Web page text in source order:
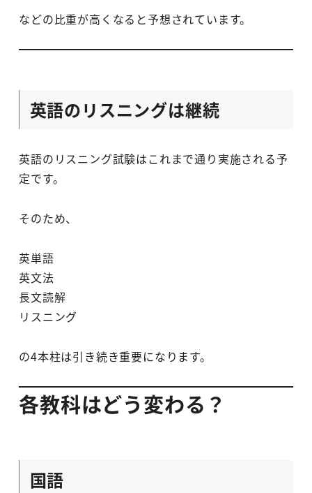
などの比重が高くなると予想されています。
英語のリスニングは継続
英語のリスニング試験はこれまで通り実施される予
定です。
そのため、
英単語
英文法
長文読解
リスニング
の4本柱は引き続き重要になります。
各教科はどう変わる？
国語